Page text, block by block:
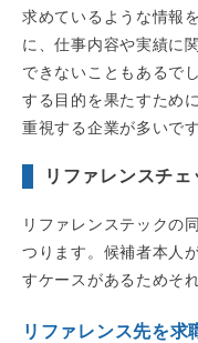
求めているような情報
に、仕事内容や実績に
できないこともあるで
する目的を果たすため
重視する企業が多いです
リファレンスチ
リファレンステックの
つります。候補者本人
すケースがあるためそ
リファレンス先を求